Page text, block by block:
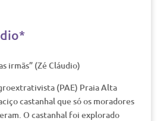
irmãs” (Zé Cláudio)
(PAE) Praia Alta
castanhal que só os moradores
O castanhal foi explorado